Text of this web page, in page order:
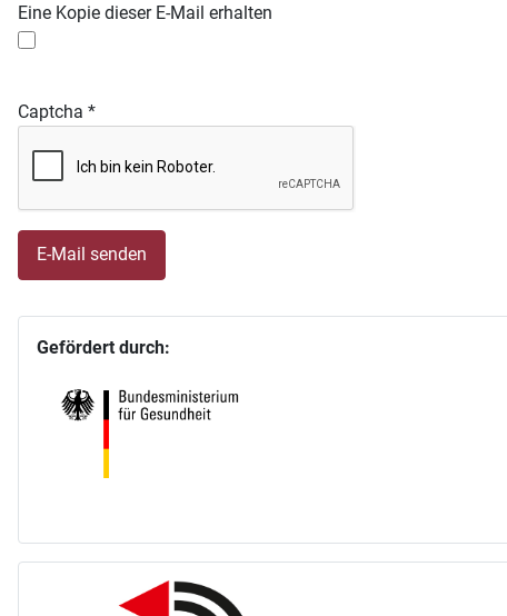
Eine Kopie dieser E-Mail erhalten
Captcha *
E-Mail senden
Gefördert durch: